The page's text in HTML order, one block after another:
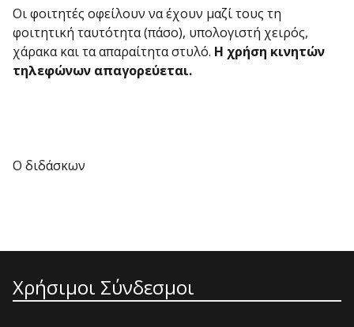
Οι φοιτητές οφείλουν να έχουν μαζί τους τη
φοιτητική ταυτότητα (πάσο), υπολογιστή χειρός,
χάρακα και τα απαραίτητα στυλό. Η χρήση κινητών
τηλεφώνων απαγορεύεται.
Ο διδάσκων
Χρήσιμοι Σύνδεσμοι